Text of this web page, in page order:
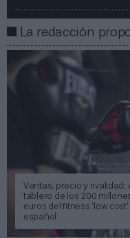
La redacción
Ventas, precio y rivalidad:
tablero de los 200
euros del fitness ‘low cost’
español